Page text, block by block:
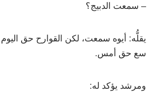
– سمعت الدبيج؟
يقلُّه: أيوه سمعت، لكن القوارح حق
سع حق أمس.
ومرشد يؤكد له: